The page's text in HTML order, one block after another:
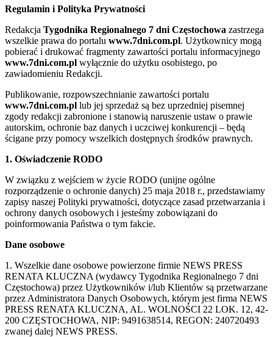
Regulamin i Polityka Prywatności
Redakcja Tygodnika Regionalnego 7 dni Częstochowa zastrzega
wszelkie prawa do portalu www.7dni.com.pl. Użytkownicy mogą
pobierać i drukować fragmenty zawartości portalu informacyjnego
www.7dni.com.pl wyłącznie do użytku osobistego, po
zawiadomieniu Redakcji.
Publikowanie, rozpowszechnianie zawartości portalu
www.7dni.com.pl lub jej sprzedaż są bez uprzedniej pisemnej
zgody redakcji zabronione i stanowią naruszenie ustaw o prawie
autorskim, ochronie baz danych i uczciwej konkurencji – będą
ścigane przy pomocy wszelkich dostępnych środków prawnych.
1. Oświadczenie RODO
W związku z wejściem w życie RODO (unijne ogólne
rozporządzenie o ochronie danych) 25 maja 2018 r., przedstawiamy
zapisy naszej Polityki prywatności, dotyczące zasad przetwarzania i
ochrony danych osobowych i jesteśmy zobowiązani do
poinformowania Państwa o tym fakcie.
Dane osobowe
1. Wszelkie dane osobowe powierzone firmie NEWS PRESS
RENATA KLUCZNA (wydawcy Tygodnika Regionalnego 7 dni
Częstochowa) przez Użytkowników i/lub Klientów są przetwarzane
przez Administratora Danych Osobowych, którym jest firma NEWS
PRESS RENATA KLUCZNA, AL. WOLNOŚCI 22 LOK. 12, 42-
200 CZĘSTOCHOWA, NIP: 9491638514, REGON: 240720493
zwanej dalej NEWS PRESS.